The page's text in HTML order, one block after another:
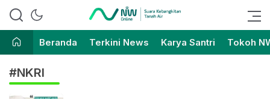
Nahdlatul Wathan Online
Suara Kebangkitan Tanah Air
Beranda
Terkini News Karya Santri Tokoh
#NKRI